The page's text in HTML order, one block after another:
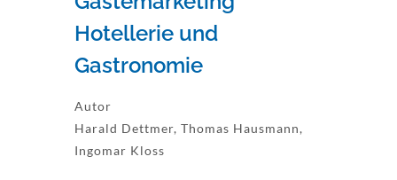
Hotellerie und
Gastronomie
Autor
Harald Dettmer, Thomas Hausmann,
Ingomar Kloss